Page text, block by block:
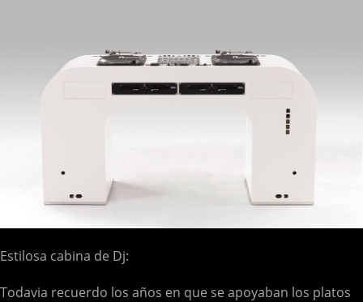
Estilosa cabina de Dj:
Todavia recuerdo los años en que se apoyaban los platos